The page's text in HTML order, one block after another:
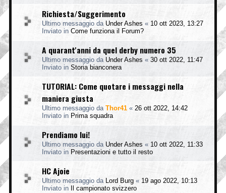
Richiesta/Suggerimento
Ultimo messaggio da Under Ashes « 10 ott 2023, 13:27
Inviato in Come funziona il Forum?
A quarant'anni da quel derby numero 35
Ultimo messaggio da Under Ashes « 30 ott 2022, 11:47
Inviato in Storia bianconera
TUTORIAL: Come quotare i messaggi nella
maniera giusta
Ultimo messaggio da Thor41 « 26 ott 2022, 14:42
Inviato in Prima squadra
Prendiamo lui!
Ultimo messaggio da Under Ashes « 10 ott 2022, 11:33
Inviato in Presentazioni e tutto il resto
HC Ajoie
Ultimo messaggio da Lord Burg « 19 ago 2022, 10:13
Inviato in
Il campionato svizzero